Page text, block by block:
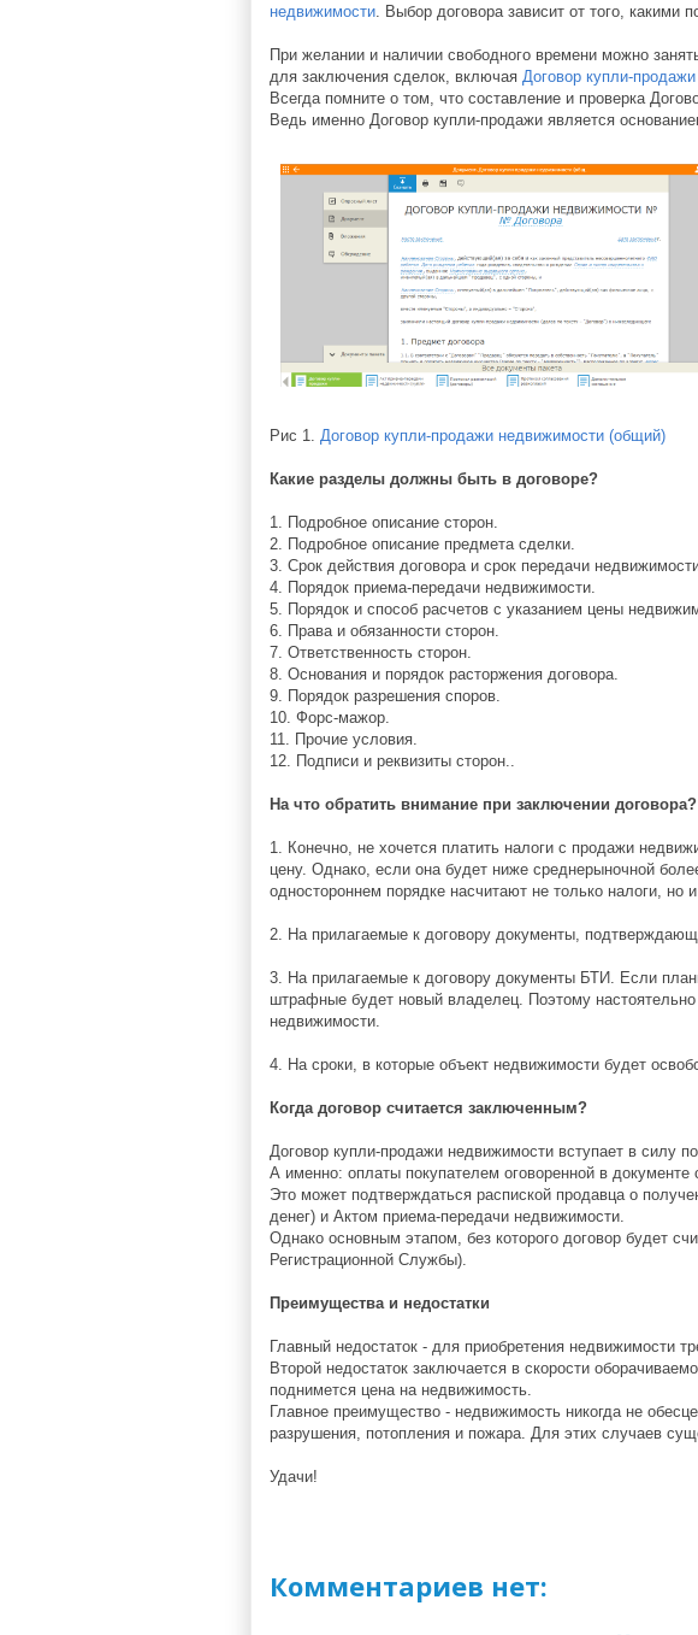
недвижимости. Выбор договора зависит от того, какими
При желании и наличии свободного времени можно
для заключения сделок, включая Договор купли-
Всегда помните о том, что составление и проверка
Ведь именно Договор купли-продажи является
Рис 1. Договор купли-продажи недвижимости (общий)
Какие разделы должны быть в договоре?
1. Подробное описание сторон.
2. Подробное описание предмета сделки.
3. Срок действия договора и срок передачи
4. Порядок приема-передачи недвижимости.
5. Порядок и способ расчетов с указанием цены
6. Права и обязанности сторон.
7. Ответственность сторон.
8. Основания и порядок расторжения договора.
9. Порядок разрешения споров.
10. Форс-мажор.
11. Прочие условия.
12. Подписи и реквизиты сторон..
На что обратить внимание при заключении договора?
1. Конечно, не хочется платить налоги с продажи
цену. Однако, если она будет ниже среднерыночной
одностороннем порядке насчитают не только налоги, но
2. На прилагаемые к договору документы,
3. На прилагаемые к договору документы БТИ. Если
штрафные будет новый владелец. Поэтому
недвижимости.
4. На сроки, в которые объект недвижимости будет
Когда договор считается заключенным?
Договор купли-продажи недвижимости вступает в силу
А именно: оплаты покупателем оговоренной в
Это может подтверждаться распиской продавца о
денег) и Актом приема-передачи недвижимости.
Однако основным этапом, без которого договор будет
Регистрационной Службы).
Преимущества и недостатки
Главный недостаток - для приобретения недвижимости
Второй недостаток заключается в скорости
поднимется цена на недвижимость.
Главное преимущество - недвижимость никогда не
разрушения, потопления и пожара. Для этих случаев
Удачи!
Комментариев нет: